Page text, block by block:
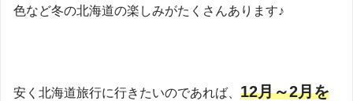
色など冬の北海道の楽しみがたくさんあります♪
安く北海道旅行に行きたいのであれば、 12月～2月を